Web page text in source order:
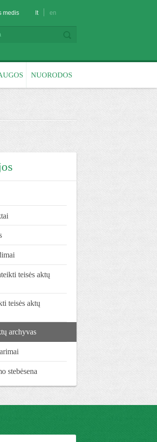
lt en
medis
NUORODOS
teisės aktų
teisės aktų
archyvas
stebėsena